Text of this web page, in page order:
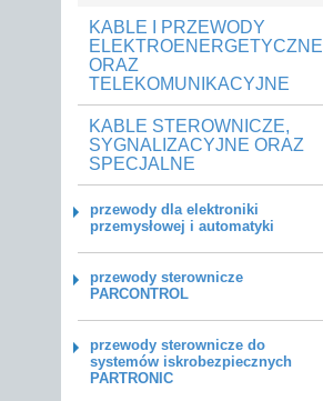
KABLE I PRZEWODY
ELEKTROENERGETYCZNE
ORAZ
TELEKOMUNIKACYJNE
KABLE STEROWNICZE,
SYGNALIZACYJNE ORAZ
SPECJALNE
przewody dla elektroniki
przemysłowej i automatyki
przewody sterownicze
PARCONTROL
przewody sterownicze do
systemów iskrobezpiecznych
PARTRONIC